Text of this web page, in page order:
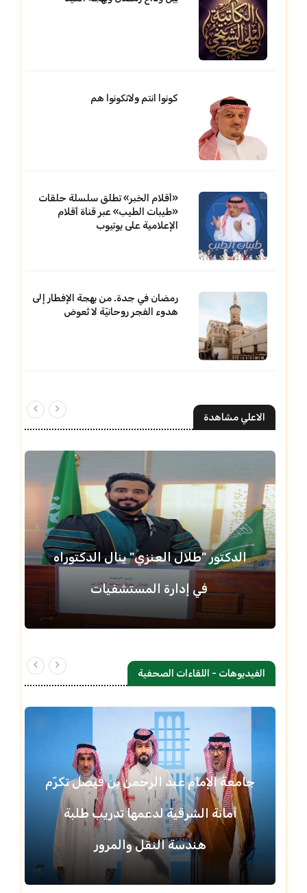
كونوا انتم ولاتكونوا هم
«أقلام الخبر» تطلق سلسلة حلقات
«طيبات الطيب» عبر قناة أقلام
الإعلامية على يوتيوب
رمضان في جدة. من بهجة الإفطار إلى
هدوء الفجر روحانيّة لا تُعوض
الاعلي مشاهدة
الدكتور "طلال العنزي" ينال الدكتوراه
في إدارة المستشفيات
الفيديوهات - اللقاءات الصحفية
جامعة الإمام عبد الرحمن بن فيصل تكرّم
أمانة الشرقية لدعمها تدريب طلبة
هندسة النقل والمرور